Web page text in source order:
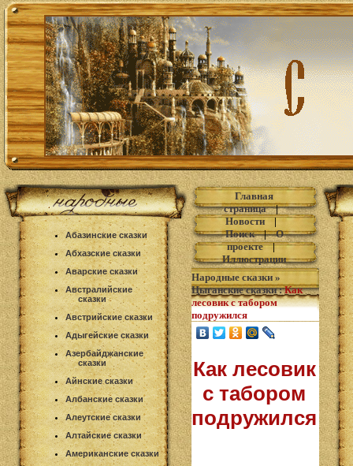
Абазинские сказки
Абхазские сказки
Аварские сказки
Австралийские
сказки
Австрийские сказки
Адыгейские сказки
Азербайджанские
сказки
Айнские сказки
Албанские сказки
Алеутские сказки
Алтайские сказки
Американские сказки
Главная
страница|
Новости|
Поиск|О
проекте|
Иллюстрации
Народные сказки »
Цыганские сказки: Как
лесовик с табором
подружился
Как лесовик
с табором
подружился